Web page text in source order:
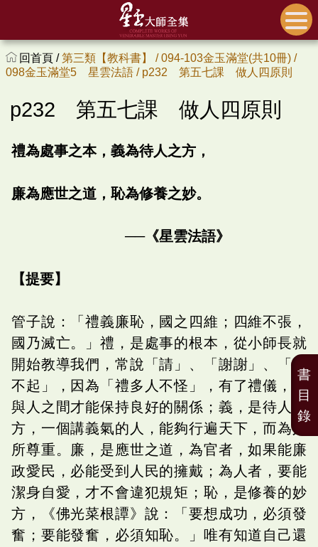
回首頁 /第三類【教科書】 /094-103金玉滿堂(共10冊) /
098金玉滿堂5 星雲法語 / p232 第五七課 做人四原則
p232 第五七課 做人四原則
禮為處事之本，義為待人之方，
廉為應世之道，恥為修養之妙。
──《星雲法語》
【提要】
管子說：「禮義廉恥，國之四維；四維不張，
國乃滅亡。」禮，是處事的根本，從小師長就
開始教導我們，常說「請」、「謝謝」、「對
不起」，因為「禮多人不怪」，有了禮儀，人
與人之間才能保持良好的關係；義，是待人之
方，一個講義氣的人，能夠行遍天下，而為人
所尊重。廉，是應世之道，為官者，如果能廉
政愛民，必能受到人民的擁戴；為人者，要能
潔身自愛，才不會違犯規矩；恥，是修養的妙
方，《佛光菜根譚》說：「要想成功，必須發
奮；要能發奮，必須知恥。」唯有知道自己還
書
目
錄